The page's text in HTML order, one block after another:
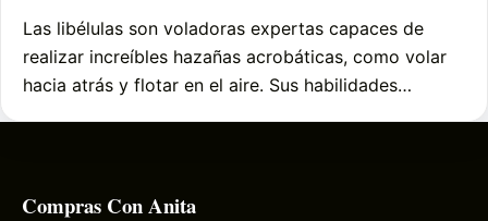
Las libélulas son voladoras expertas capaces de
realizar increíbles hazañas acrobáticas, como volar
hacia atrás y flotar en el aire. Sus habilidades…
Compras Con Anita